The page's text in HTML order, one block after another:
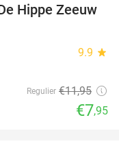
33%
Hippe Zeeuw
9.9 star
Regulier €11,95
€7,95